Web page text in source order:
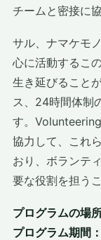
チームと密接に
サル、ナマケモ
心に活動するこ
生き延びること
ス、24時間体制
す。
協力して、これ
おり、ボランテ
要な役割を担う
プログラムの場
プログラム期間：